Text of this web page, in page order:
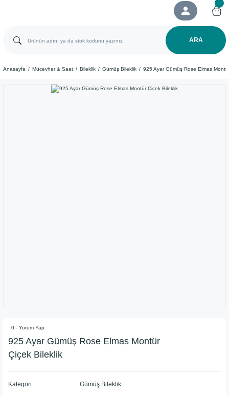
ARA
Anasayfa Mücevher & Saat Bileklik Gümüş Bileklik 925 Ayar Gümüş Rose Elmas
0 - Yorum Yap
925 Ayar Gümüş Rose Elmas Montür
Çiçek Bileklik
Kategori Gümüş Bileklik